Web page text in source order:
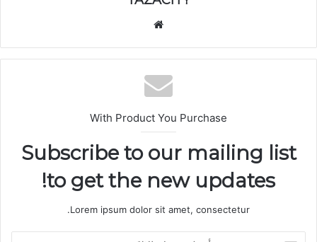
الوي
ب
With Product You Purchase
Subscribe to our mailing list
to get the new updates!
Lorem ipsum dolor sit amet, consectetur.